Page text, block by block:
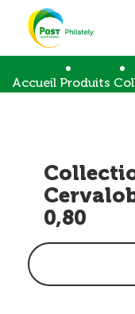
Accueil Produits
0,80